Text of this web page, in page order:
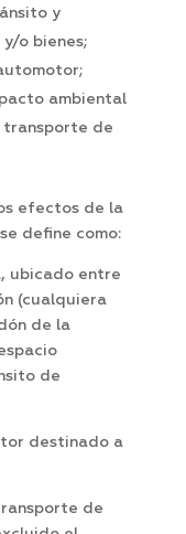
y
o bienes;
ambiental
transporte de
efectos de la
define como:
ubicado entre
(cualquiera
de la
de
destinado a
de